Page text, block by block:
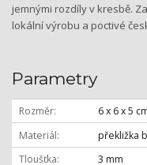
jemnými rozdíly v kresbě.
lokální výrobu a poctivé
Parametry
Rozměr
6 x 6 x 5
Materiál
překližka
Tloušťka
3 mm